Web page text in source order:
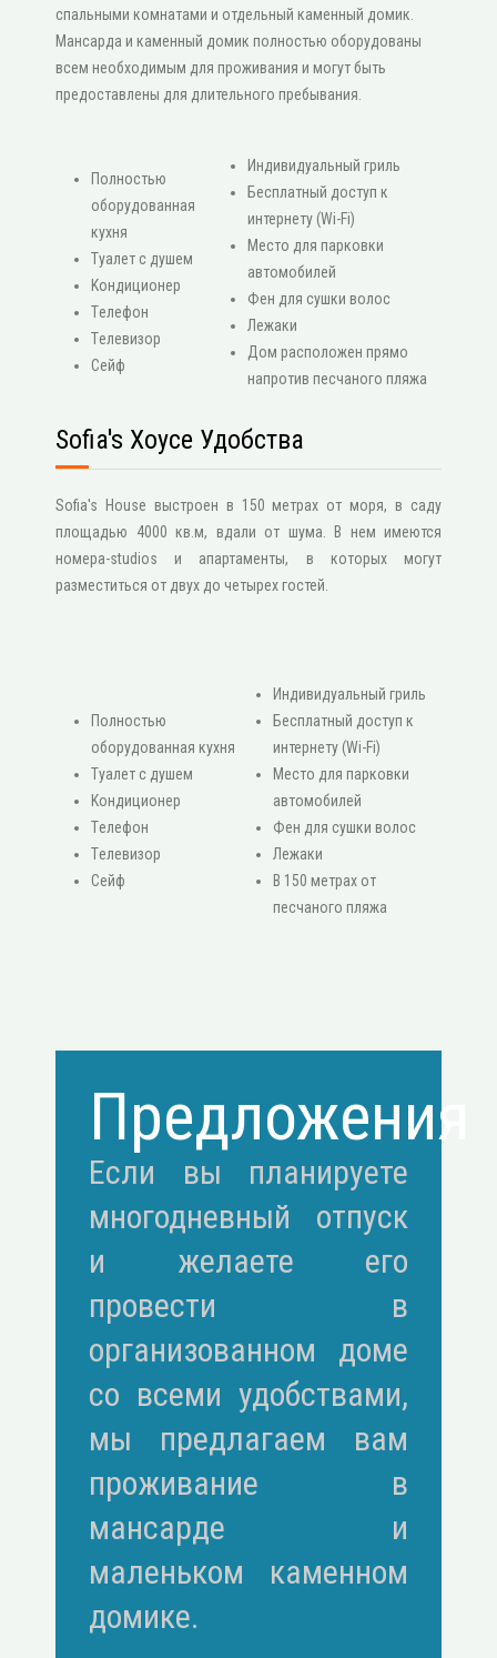
спальными комнатами и отдельный каменный домик.
Мансарда и каменный домик полностью оборудованы
всем необходимым для проживания и могут быть
предоставлены для длительного пребывания.
Πолностью
оборудованная
кухня
Туалет с душем
Κондиционер
Τелефон
Τелевизор
Сейф
Индивидуальный гриль
Бесплатный доступ к
интернету (Wi-Fi)
Место для парковки
автомобилей
Фен для сушки волос
Лежаки
Дом расположен прямо
напротив песчаного пляжа
Sofia's Хоусе Удобства
Sofia's House выстроен в 150 метрах от моря, в саду
площадью 4000 кв.м, вдали от шума. В нем имеются
номера-studios и апартаменты, в которых могут
разместиться от двух до четырех гостей.
Πолностью
оборудованная кухня
Туалет с душем
Κондиционер
Τелефон
Τелевизор
Сейф
Индивидуальный гриль
Бесплатный доступ к
интернету (Wi-Fi)
Место для парковки
автомобилей
Фен для сушки волос
Лежаки
В 150 метрах от
песчаного пляжа
Предложения
Если вы планируете
многодневный отпуск
и желаете его
провести в
организованном доме
со всеми удобствами,
мы предлагаем вам
проживание в
мансарде и
маленьком каменном
домике.